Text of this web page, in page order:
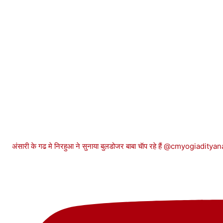
अंसारी के गढ मे निरहुआ ने सुनाया बुलडोजर बाबा चॅाप रहे हैं